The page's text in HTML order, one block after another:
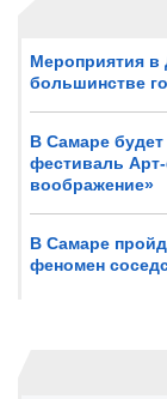
Мероприятия в
большинстве
В Самаре
фестиваль
воображение»
В Самаре
феномен